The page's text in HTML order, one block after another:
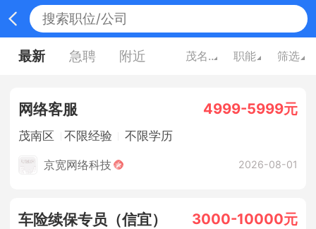
最新 急聘 附近 茂名广东 职能 筛选
网络客服 4999-5999元
茂南区 不限经验 不限学历
京宽网络科技 2026-08-01
车险续保专员（信宜） 3000-10000元